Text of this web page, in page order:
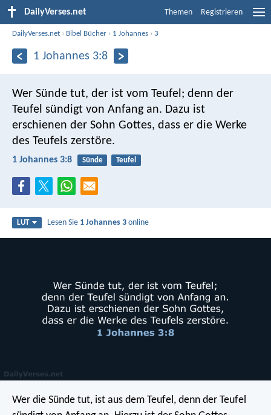
DailyVerses.net Themen Registrieren
DailyVerses.net › Bibel Bücher › 1 Johannes ›3
1 Johannes 3:8
Wer Sünde tut, der ist vom Teufel; denn der
Teufel sündigt von Anfang an. Dazu ist
erschienen der Sohn Gottes, dass er die Werke
des Teufels zerstöre.
1 Johannes 3:8 Sünde Teufel
LUT Lesen Sie 1 Johannes 3 online
Wer die Sünde tut, ist aus dem Teufel, denn der Teufel